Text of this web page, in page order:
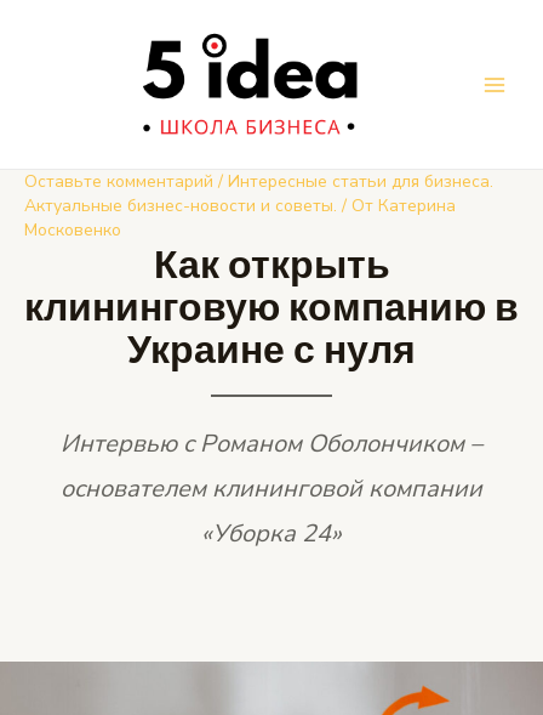
Оставьте комментарий / Интересные статьи для бизнеса.
Актуальные бизнес-новости и советы. / От Катерина
Московенко
Как открыть
клининговую компанию в
Украине с нуля
Интервью с Романом Оболончиком –
основателем клининговой компании
«Уборка 24»